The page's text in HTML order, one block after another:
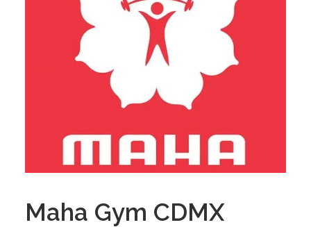
FITPASS TV
TRENDS
Maha Gym CDMX